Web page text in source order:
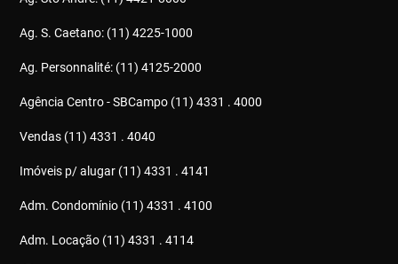
Ag. S. Caetano: (11) 4225-1000
Ag. Personnalité: (11) 4125-2000
Agência Centro - SBCampo (11) 4331 . 4000
Vendas (11) 4331 . 4040
Imóveis p/ alugar (11) 4331 . 4141
Adm. Condomínio (11) 4331 . 4100
Adm. Locação (11) 4331 . 4114